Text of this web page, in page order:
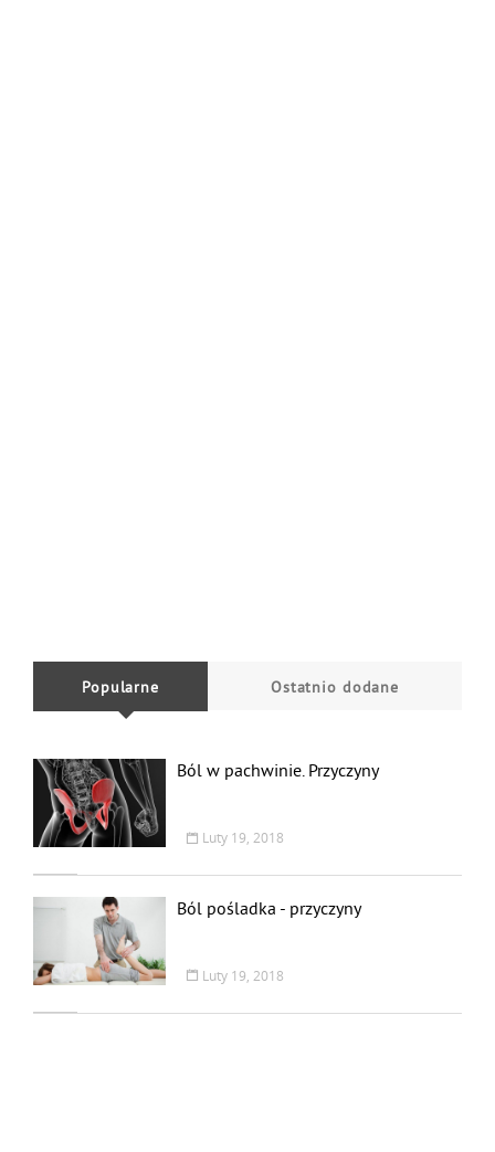
Popularne Ostatnio dodane
Ból w pachwinie. Przyczyny
Luty 19, 2018
Ból pośladka - przyczyny
Luty 19, 2018